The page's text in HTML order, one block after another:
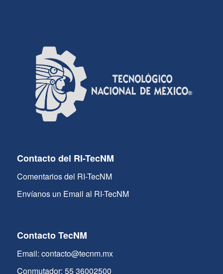
Contacto del RI-TecNM
Comentarios del RI-TecNM
Envíanos un Email al RI-TecNM
Contacto TecNM
Email: contacto@tecnm.mx
Conmutador: 55 36002500